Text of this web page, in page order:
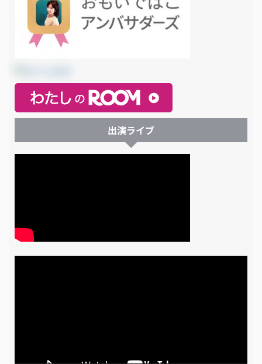
出演ライブ